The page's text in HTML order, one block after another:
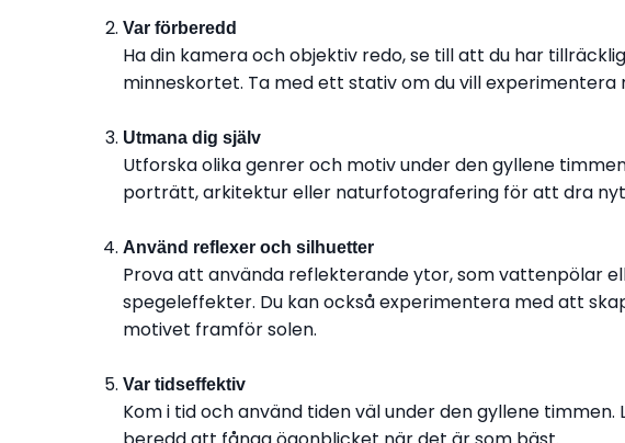
Var förberedd
Ha din kamera och objektiv redo, se till att du har
minneskortet. Ta med ett stativ om du vill experimentera
Utmana dig själv
Utforska olika genrer och motiv under den gyllene
porträtt, arkitektur eller naturfotografering för att dra
Använd reflexer och silhuetter
Prova att använda reflekterande ytor, som vattenpölar
spegeleffekter. Du kan också experimentera med att
motivet framför solen.
Var tidseffektiv
Kom i tid och använd tiden väl under den gyllene